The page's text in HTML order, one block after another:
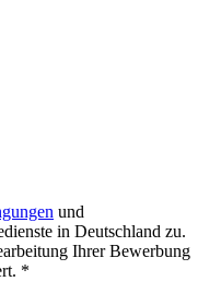
und
in Deutschland zu.
Ihrer Bewerbung
*